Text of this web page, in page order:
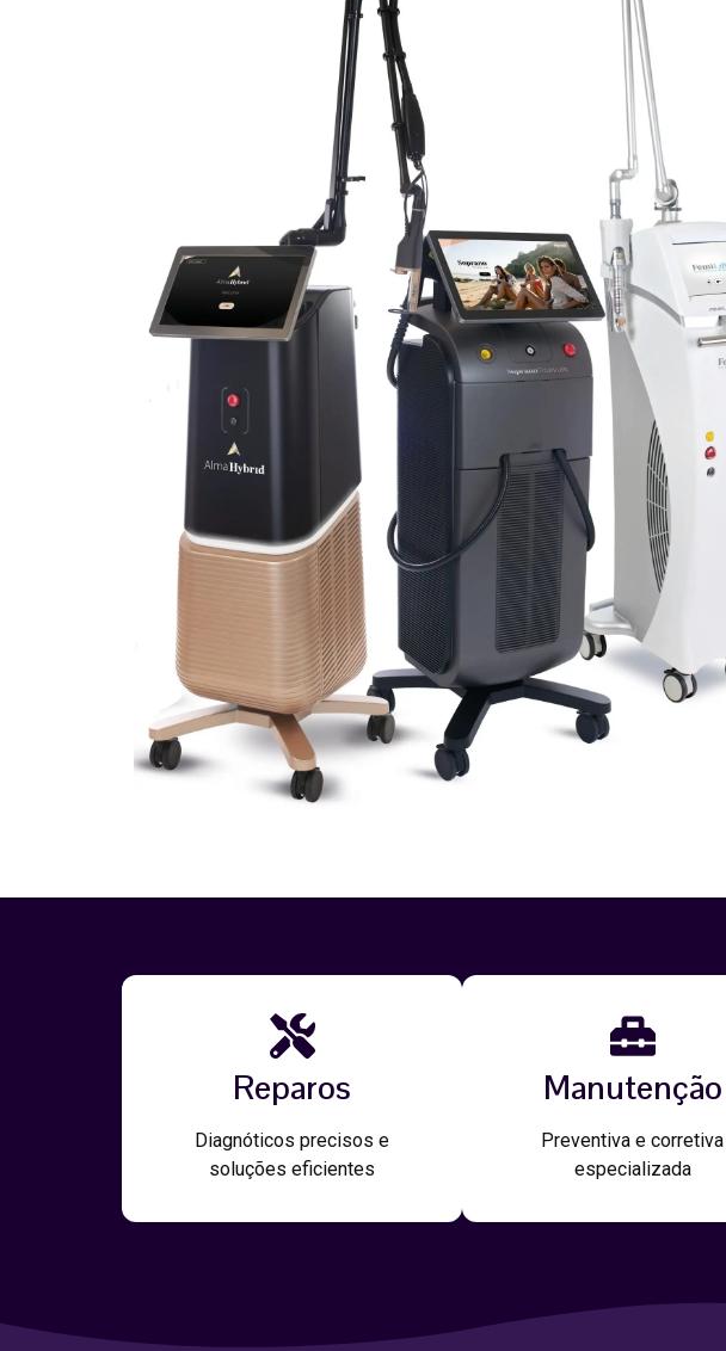
Reparos
Diagnóticos precisos e
soluções eficientes
Manutenção
Preventiva e corretiva
especializada